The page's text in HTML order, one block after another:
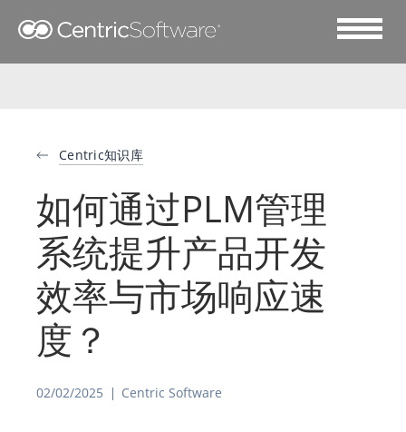
Centric知识库
如何通过PLM管理
系统提升产品开发
效率与市场响应速
度？
02/02/2025 Centric Software